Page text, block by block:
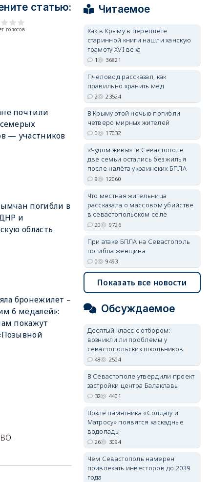
статью:
голосов
почтили
— участников
погибли в
и
область
бронежилет –
6 медалей»:
покажут
erid: 2SDnjdPjgYS
erid: 2SDnjdvhGXG
Читаемое
Как в Крыму в переплёте
старинной книги нашли ханскую
грамоту XVI века
1 36821
Пчеловод рассказал, как
правильно хранить мёд
2 23524
В Крыму этой ночью погибли
четверо мирных жителей
0 17032
«Чудом живы»: в Севастополе
две семьи остались без жилья
после налёта украинских БПЛА
9 12060
Что местная жительница
рассказала о массовом убийстве
в севастопольском селе
20 9726
При атаке БПЛА на Севастополь
погибла женщина
0 9493
Показать все новости
Обсуждаемое
Десятый класс с отбором:
возникли ли проблемы у
севастопольских школьников
48 2504
В Севастополе утвердили проект
застройки центра Балаклавы
32 4401
Возле памятника «Солдату и
Матросу» появятся каскадные
водопады
26 3094
Чем Севастополь намерен
привлекать инвесторов до 2039
года